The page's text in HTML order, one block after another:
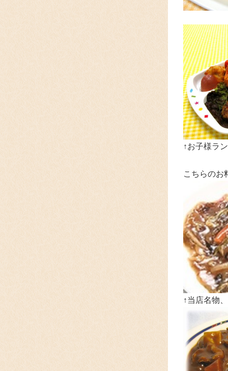
↑お子様ラ
こちらのお
↑当店名物